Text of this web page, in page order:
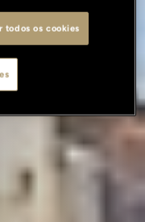
todos os cookies